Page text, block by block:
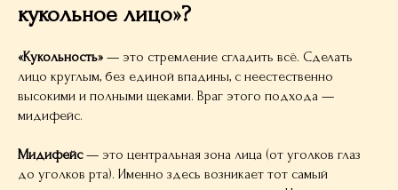
кукольное лицо»?
«Кукольность» — это стремление сгладить всё. Сделать
лицо круглым, без единой впадины, с неестественно
высокими и полными щеками. Враг этого подхода —
мидифейс.
Мидифейс— это центральная зона лица (от уголков глаз
до уголков рта). Именно здесь возникает тот самый